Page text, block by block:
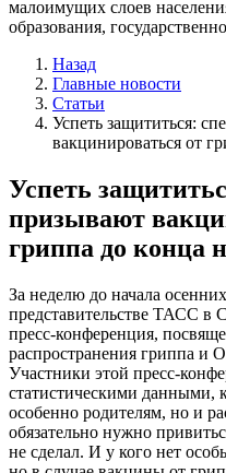
малоимущих слоев
образования,
Назад
Главные новости
Статьи
Успеть защититься:
вакцинироваться от
Успеть
призывают
гриппа до конца
За неделю до начала
представительстве ТАСС в
пресс-конференция,
распространения гриппа и
Участники этой пресс-
статистическими данными,
особенно родителям, но и
обязательно нужно
не сделал. И у кого нет